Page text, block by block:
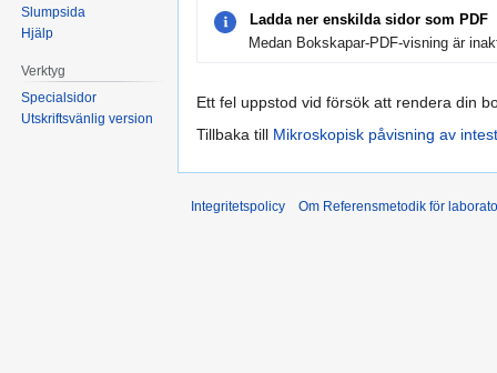
Ladda ner enskilda sidor som PDF
Medan Bokskapar-PDF-visning är
Ett fel uppstod vid försök att rendera din
Tillbaka till Mikroskopisk påvisning av
Slumpsida
Hjälp
Verktyg
Specialsidor
Utskriftsvänlig version
Integritetspolicy Om Referensmetodik för